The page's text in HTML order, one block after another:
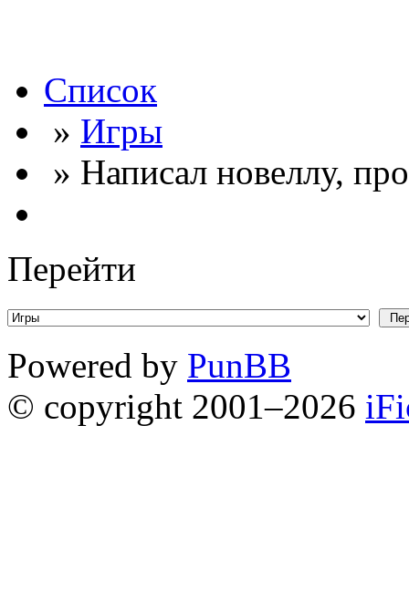
Список
» Игры
» Написал новеллу,
Перейти
Powered by PunBB
© copyright 2001–2026